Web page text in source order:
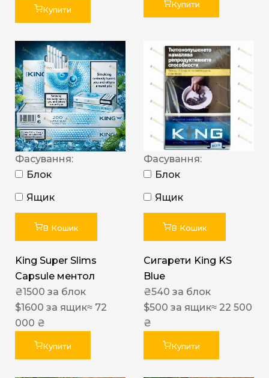
Купити
Купити
Фасування:
Блок
Ящик
В Кошик
King Super Slims
Capsule ментол
₴1500 за блок
$1600 за ящик≈ 72
000 ₴
Купити
Фасування:
Блок
Ящик
В Кошик
Сигарети King KS
Blue
₴540 за блок
$500 за ящик≈ 22 500
₴
Купити